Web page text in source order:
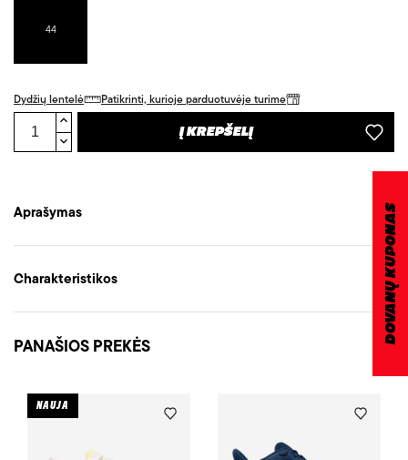
44
Dydžių lentelė Patikrinti, kurioje parduotuvėje turime
Į KREPŠELĮ
Aprašymas
Charakteristikos
PANAŠIOS PREKĖS
NAUJA
DOVANŲ KUPONAS